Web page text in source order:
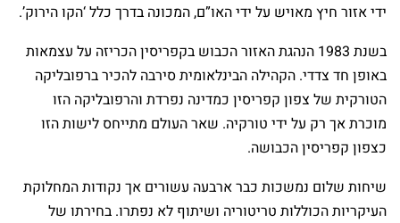
ידי אזור חיץ מאויש על ידי האו”ם, המכונה בדרך כלל ‘הקו הירוק’.
בשנת 1983 הנהגת האזור הכבוש בקפריסין הכריזה על עצמאות
באופן חד צדדי. הקהילה הבינלאומית סירבה להכיר ברפובליקה
הטורקית של צפון קפריסין כמדינה נפרדת והרפובליקה הזו
מוכרת אך רק על ידי טורקיה. שאר העולם מתייחס לישות הזו
כצפון קפריסין הכבושה.
שיחות שלום נמשכות כבר ארבעה עשורים אך נקודות המחלוקת
העיקריות הכוללות טריטוריה ושיתוף לא נפתרו. בחירתו של